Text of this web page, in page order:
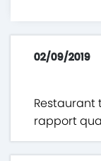
02/09/2019
Restaurant
rapport